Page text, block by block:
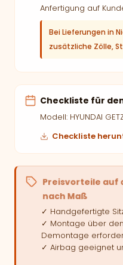
Anfertigung auf
Bei Lieferungen in
zusätzliche Zölle,
Checkliste für
Modell: HYUNDAI
Checkliste
Preisvorteile auf
nach Maß
✓ Handgefertigte
✓ Montage über
Demontage
✓ Airbag geeignet